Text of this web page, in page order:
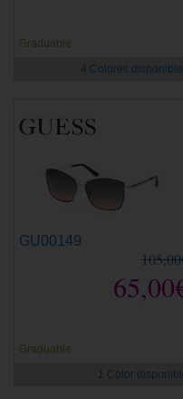
Graduable
4 Colores
GU00149
Graduable
1 Color